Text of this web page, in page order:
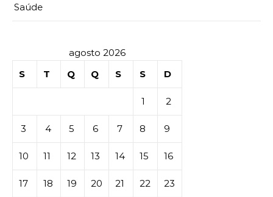
Saúde
agosto 2026
S
T Q Q S S D
1 2
3 4 5 6 7 8 9
10 11 12 13 14 15 16
17 18 19 20 21 22 23